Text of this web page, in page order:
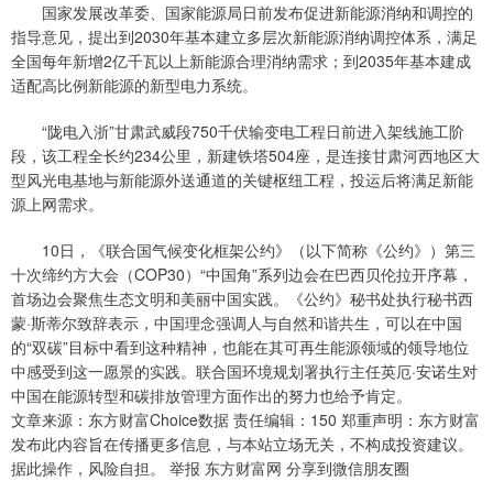
国家发展改革委、国家能源局日前发布促进新能源消纳和调控的
指导意见，提出到2030年基本建立多层次新能源消纳调控体系，满足
全国每年新增2亿千瓦以上新能源合理消纳需求；到2035年基本建成
适配高比例新能源的新型电力系统。
“陇电入浙”甘肃武威段750千伏输变电工程日前进入架线施工阶
段，该工程全长约234公里，新建铁塔504座，是连接甘肃河西地区大
型风光电基地与新能源外送通道的关键枢纽工程，投运后将满足新能
源上网需求。
10日，《联合国气候变化框架公约》（以下简称《公约》）第三
十次缔约方大会（COP30）“中国角”系列边会在巴西贝伦拉开序幕，
首场边会聚焦生态文明和美丽中国实践。《公约》秘书处执行秘书西
蒙·斯蒂尔致辞表示，中国理念强调人与自然和谐共生，可以在中国
的“双碳”目标中看到这种精神，也能在其可再生能源领域的领导地位
中感受到这一愿景的实践。联合国环境规划署执行主任英厄·安诺生对
中国在能源转型和碳排放管理方面作出的努力也给予肯定。
文章来源：东方财富Choice数据 责任编辑：150 郑重声明：东方财富
发布此内容旨在传播更多信息，与本站立场无关，不构成投资建议。
据此操作，风险自担。 举报 东方财富网 分享到微信朋友圈